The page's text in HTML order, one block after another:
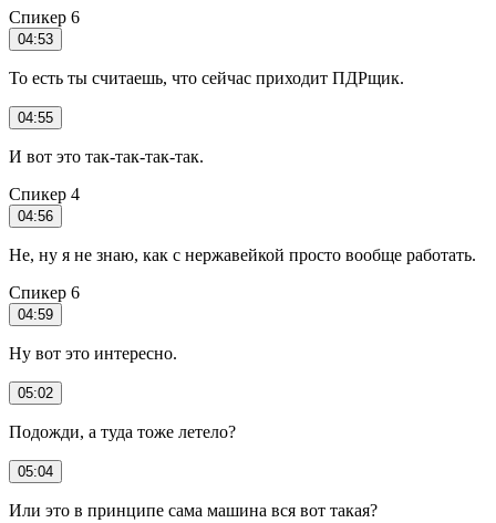
Спикер 6
04:53
То есть ты считаешь, что сейчас приходит ПДРщик.
04:55
И вот это так-так-так-так.
Спикер 4
04:56
Не, ну я не знаю, как с нержавейкой просто вообще работать.
Спикер 6
04:59
Ну вот это интересно.
05:02
Подожди, а туда тоже летело?
05:04
Или это в принципе сама машина вся вот такая?